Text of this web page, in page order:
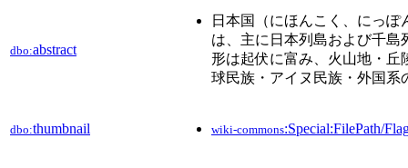
dbo:abstract
日本国（にほんこく、にっ
は、主に日本列島および千
形は起伏に富み、火山地・丘
球民族・アイヌ民族・外国系
dbo:thumbnail wiki-commons:Special:FilePath/